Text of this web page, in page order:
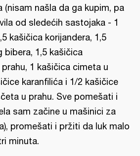
(nisam našla da ga kupim, pa
od sledećih sastojaka - 1
kašičica korijandera, 1,5
bibera, 1,5 kašičica
1 kašičica cimeta u
karanfilića i 1/2 kašičice
u prahu. Sve pomešati i
sam začine u mašinici za
promešati i pržiti da luk malo
minuta.